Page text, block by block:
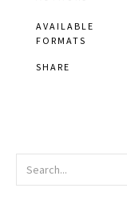
AVAILABLE
FORMATS
SHARE